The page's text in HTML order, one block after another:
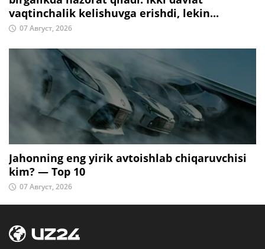
vaqtinchalik kelishuvga erishdi, lekin...
07 Август, 2026
Jahonning eng yirik avtoishlab chiqaruvchisi
kim? — Top 10
07 Август, 2026